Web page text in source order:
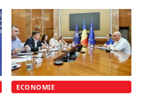
ECONOMIE